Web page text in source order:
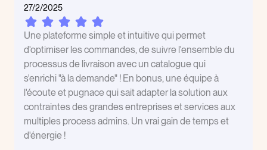
27/2/2025
Une plateforme simple et intuitive qui permet
d'optimiser les commandes, de suivre l'ensemble du
processus de livraison avec un catalogue qui
s'enrichi "à la demande" ! En bonus, une équipe à
l'écoute et pugnace qui sait adapter la solution aux
contraintes des grandes entreprises et services aux
multiples process admins. Un vrai gain de temps et
d'énergie !